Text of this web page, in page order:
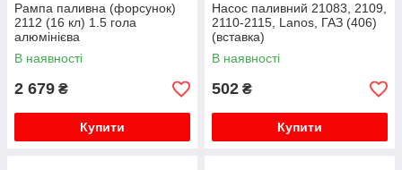
Рампа паливна (форсунок)
2112 (16 кл) 1.5 гола
алюмінієва
В наявності
2 679 ₴
Купити
Насос паливний 21083, 2109,
2110-2115, Lanos, ГАЗ (406)
(вставка)
(бензонасос) BOSCH
В наявності
502 ₴
Купити